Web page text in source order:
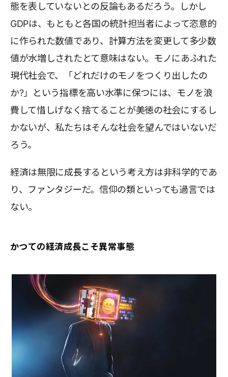
態を表していないとの反論もあるだろう。しかし
GDPは、もともと各国の統計担当者によって恣意的
に作られた数値であり、計算方法を変更して多少数
値が水増しされたとて意味はない。モノにあふれた
現代社会で、「どれだけのモノをつくり出したの
か?」という指標を高い水準に保つには、モノを浪
費して惜しげなく捨てることが美徳の社会にするし
かないが、私たちはそんな社会を望んではいないだ
ろう。
経済は無限に成長するという考え方は非科学的であ
り、ファンタジーだ。信仰の類といっても過言では
ない。
かつての経済成長こそ異常事態